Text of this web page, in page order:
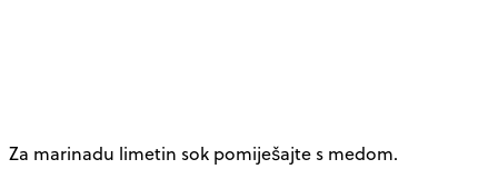
Za marinadu limetin sok pomiješajte s medom.